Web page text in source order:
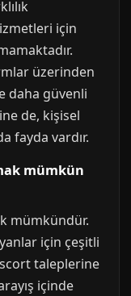
için
üzerinden
daha güvenli
de, kişisel
fayda vardır.
mümkün
mümkündür.
için çeşitli
taleplerine
içinde